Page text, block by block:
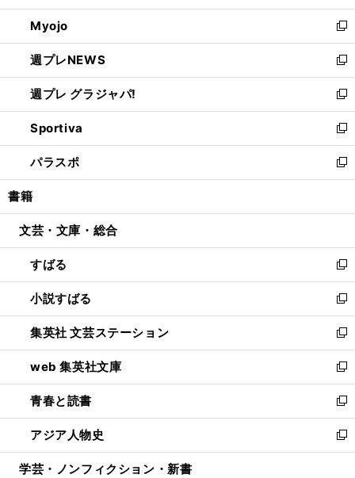
開
く
ウ
で
開
く
ン
ド
ウ
で
開
く
ウ
ィ
ン
ド
ウ
で
開
く
Myojo
新
し
い
ウ
ィ
ン
ド
ウ
で
開
週プレNEWS
新
し
い
ウ
ィ
ン
ド
ウ
開
週プレ グラジャパ!
新
し
い
ウ
ィ
ン
ウ
開
く
Sportiva
新
し
い
ウ
ン
ウ
で
開
く
パラスポ
新
し
ウ
ン
ド
ウ
で
開
く
書籍
文芸・文庫・総合
すばる
新
し
い
ウ
ィ
ン
ド
ウ
で
開
く
小説すばる
新
し
い
ウ
ィ
ン
ド
ウ
で
開
集英社 文芸ステーション
新
し
い
ウ
ィ
ン
ド
ウ
web 集英社文庫
新
し
い
ウ
ィ
ン
青春と読書
新
し
い
ウ
アジア人物史
新
し
学芸・ノンフィクション・新書